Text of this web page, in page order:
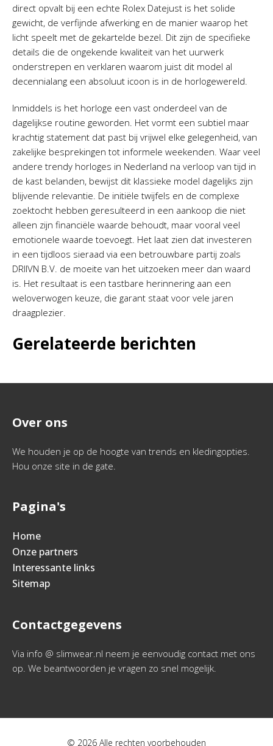
direct opvalt bij een echte Rolex Datejust is het solide
gewicht, de verfijnde afwerking en de manier waarop het
licht speelt met de gekartelde bezel. Dit zijn de specifieke
details die de ongekende kwaliteit van het uurwerk
onderstrepen en verklaren waarom juist dit model al
decennialang een absoluut icoon is in de horlogewereld.
Inmiddels is het horloge een vast onderdeel van de
dagelijkse routine geworden. Het vormt een subtiel maar
krachtig statement dat past bij vrijwel elke gelegenheid, van
zakelijke besprekingen tot informele weekenden. Waar veel
andere trendy horloges in Nederland na verloop van tijd in
de kast belanden, bewijst dit klassieke model dagelijks zijn
blijvende relevantie. De initiële twijfels en de complexe
zoektocht hebben geresulteerd in een aankoop die niet
alleen zijn financiële waarde behoudt, maar vooral veel
emotionele waarde toevoegt. Het laat zien dat investeren
in een tijdloos sieraad via een betrouwbare partij zoals
DRIIVN B.V. de moeite van het uitzoeken meer dan waard
is. Het resultaat is een tastbare herinnering aan een
weloverwogen keuze, die garant staat voor vele jaren
draagplezier.
Gerelateerde berichten
Over ons
We houden je op de hoogte van trends en kledingopties.
Hou onze site in de gate.
Pagina's
Home
Onze partners
Interessante links
Sitemap
Contactgegevens
Via info @ slimwear.nl neem je eenvoudig contact met ons
op. We beantwoorden je vragen zo snel mogelijk.
© 2026 Alle rechten voorbehouden